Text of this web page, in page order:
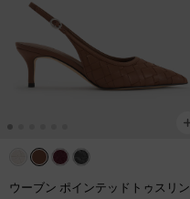
ウーブン ポインテッドトゥスリン